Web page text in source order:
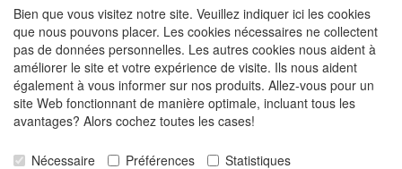
Conditions de vente
Commande - info
Contact
Photos de la pépinière
Photos d'événements
Bien que vous visitez notre site. Veuillez indiquer ici les cookies
que nous pouvons placer. Les cookies nécessaires ne collectent
pas de données personnelles. Les autres cookies nous aident à
améliorer le site et votre expérience de visite. Ils nous aident
également à vous informer sur nos produits. Allez-vous pour un
site Web fonctionnant de manière optimale, incluant tous les
avantages? Alors cochez toutes les cases!
Nécessaire Préférences Statistiques